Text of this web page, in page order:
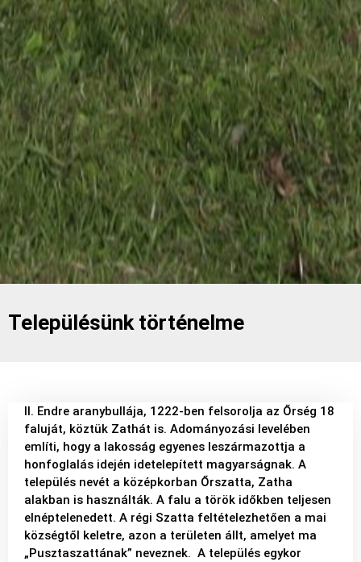
Településünk történelme
II. Endre aranybullája, 1222-ben felsorolja az Őrség 18
faluját, köztük Zathát is. Adományozási levelében
említi, hogy a lakosság egyenes leszármazottja a
honfoglalás idején idetelepített magyarságnak. A
település nevét a középkorban Őrszatta, Zatha
alakban is használták. A falu a török időkben teljesen
elnéptelenedett. A régi Szatta feltételezhetően a mai
községtől keletre, azon a területen állt, amelyet ma
„Pusztaszattának” neveznek. A település egykor